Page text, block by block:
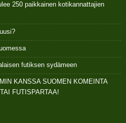
250 paikkainen kotikannattajien
futiksen sydämeen
KANSSA SUOMEN KOMEINTA
FUTISPARTAA!